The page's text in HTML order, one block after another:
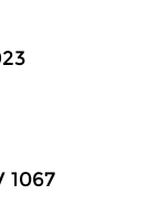
1067